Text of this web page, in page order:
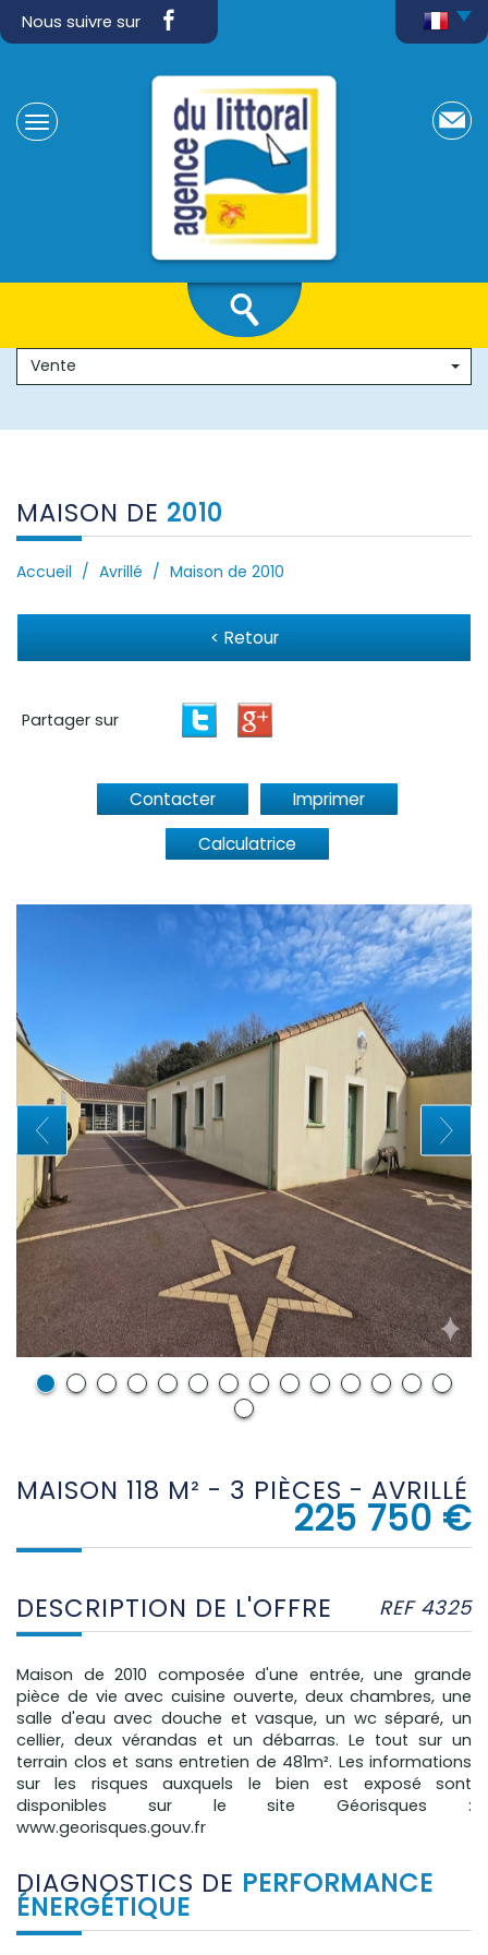
Nous suivre sur
Vente
MAISON DE 2010
Accueil Avrillé Maison de 2010
< Retour
Partager sur
Contacter
Imprimer
Calculatrice
MAISON 118 M² - 3 PIÈCES - AVRILLÉ
225 750 €
DESCRIPTION DE L'OFFRE REF 4325
Maison de 2010 composée d'une entrée, une grande
pièce de vie avec cuisine ouverte, deux chambres, une
salle d'eau avec douche et vasque, un wc séparé, un
cellier, deux vérandas et un débarras. Le tout sur un
terrain clos et sans entretien de 481m². Les informations
sur les risques auxquels le bien est exposé sont
disponibles sur le site Géorisques :
www.georisques.gouv.fr
DIAGNOSTICS DE PERFORMANCE
ÉNERGÉTIQUE